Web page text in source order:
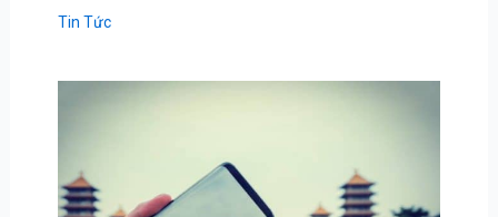
Tin Tức